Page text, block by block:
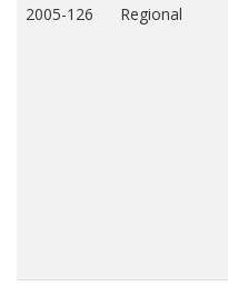
2005-126 Regional